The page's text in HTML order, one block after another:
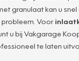
granulaat kan u
Voor
u bij Vakgarage
te laten